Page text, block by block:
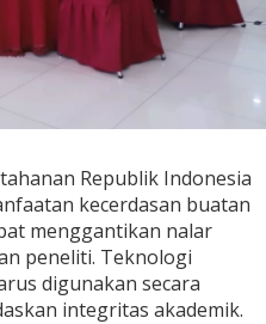
Republik Indonesia
kecerdasan buatan
menggantikan nalar
peneliti. Teknologi
digunakan secara
integritas akademik.